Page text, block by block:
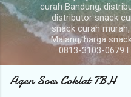
curah Bandung,
distributor snack
snack curah
Malang, harga
0813-3103-0679
Agen Soes Coklat TBH